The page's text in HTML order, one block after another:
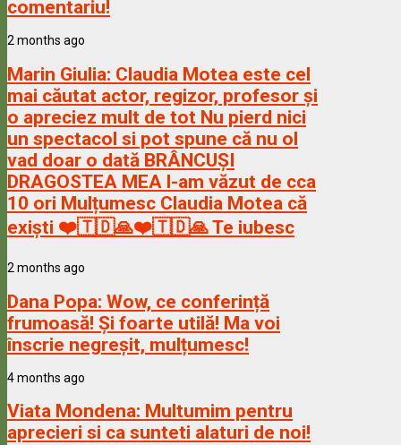
comentariu!
2 months ago
Marin Giulia: Claudia Motea este cel
mai căutat actor, regizor, profesor și
o apreciez mult de tot Nu pierd nici
un spectacol si pot spune că nu ol
vad doar o dată BRÂNCUȘI
DRAGOSTEA MEA l-am văzut de cca
10 ori Mulțumesc Claudia Motea că
exiști ❤️🇹🇩🙏❤️🇹🇩🙏 Te iubesc
2 months ago
Dana Popa: Wow, ce conferință
frumoasă! Și foarte utilă! Ma voi
înscrie negreșit, mulțumesc!
4 months ago
Viata Mondena: Multumim pentru
aprecieri si ca sunteti alaturi de noi!